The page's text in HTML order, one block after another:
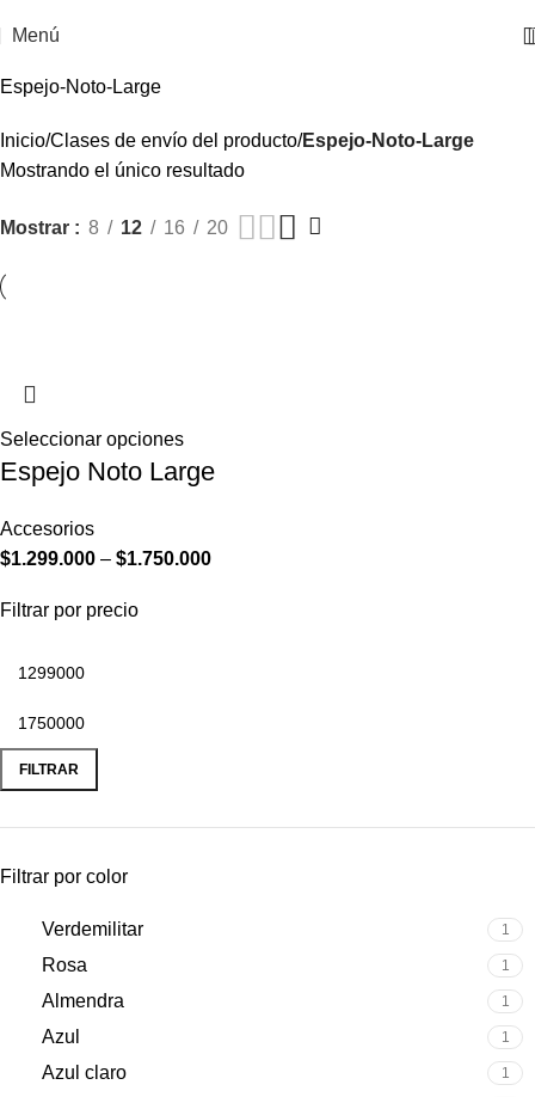
Menú
Espejo-Noto-Large
Inicio Clases de envío del producto Espejo-Noto-Large
Mostrando el único resultado
Mostrar 8 12 16 20
Seleccionar opciones
Espejo Noto Large
Accesorios
$1.299.000 – $1.750.000
Filtrar por precio
FILTRAR
Filtrar por color
Verdemilitar 1
Rosa 1
Almendra 1
Azul 1
Azul claro 1